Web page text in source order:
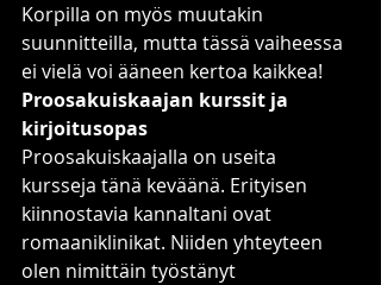
Korpilla on myös muutakin
suunnitteilla, mutta tässä vaiheessa
ei vielä voi ääneen kertoa kaikkea!
Proosakuiskaajan kurssit ja
kirjoitusopas
Proosakuiskaajalla on useita
kursseja tänä keväänä. Erityisen
kiinnostavia kannaltani ovat
romaaniklinikat. Niiden yhteyteen
olen nimittäin työstänyt